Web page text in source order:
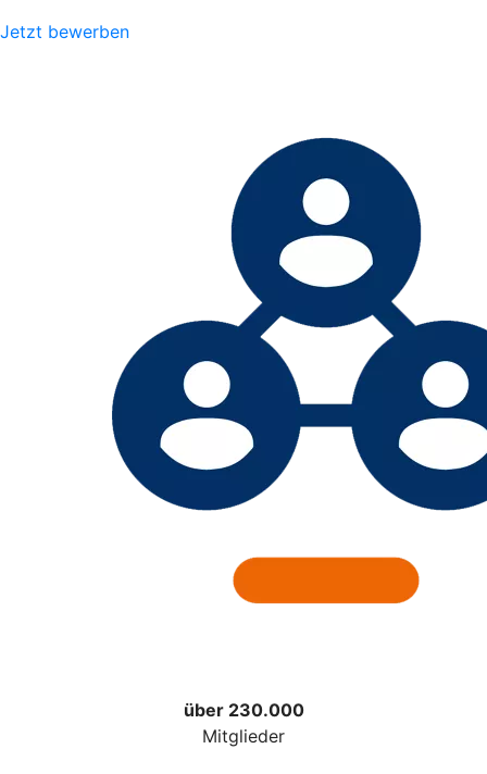
Jetzt bewerben
über 230.000
Mitglieder